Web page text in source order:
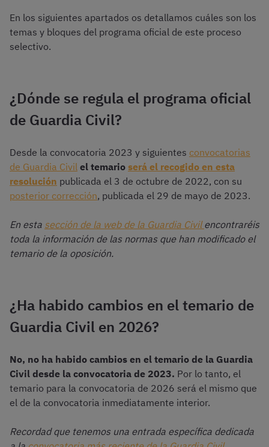
En los siguientes apartados os detallamos cuáles son los
temas y bloques del programa oficial de este proceso
selectivo.
¿Dónde se regula el programa oficial
de Guardia Civil?
Desde la convocatoria 2023 y siguientes convocatorias
de Guardia Civil el temario será el recogido en esta
resolución publicada el 3 de octubre de 2022, con su
posterior corrección, publicada el 29 de mayo de 2023.
En esta sección de la web de la Guardia Civilencontraréis
toda la información de las normas que han modificado el
temario de la oposición.
¿Ha habido cambios en el temario de
Guardia Civil en 2026?
No, no ha habido cambios en el temario de la Guardia
Civil desde la convocatoria de 2023. Por lo tanto, el
temario para la convocatoria de 2026 será el mismo que
el de la convocatoria inmediatamente interior.
Recordad que tenemos una entrada específica dedicada